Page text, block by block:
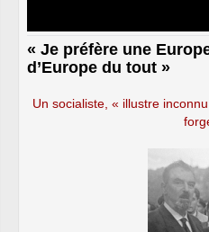
« Je préfère une
d’Europe du tout »
Un socialiste, « illustre